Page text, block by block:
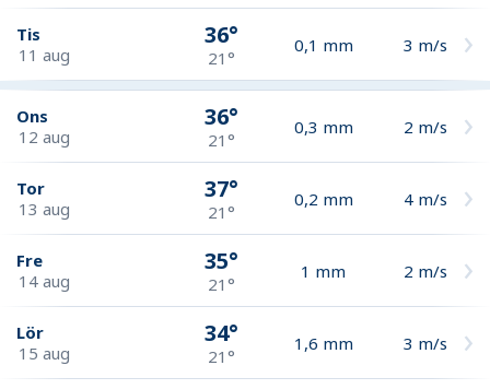
Tis
11 aug
36°
21°
0,1 mm 3 m/s
Ons
12 aug
36°
21°
0,3 mm 2 m/s
Tor
13 aug
37°
21°
0,2 mm 4 m/s
Fre
14 aug
35°
21°
1 mm 2 m/s
Lör
15 aug
34°
21°
1,6 mm 3 m/s